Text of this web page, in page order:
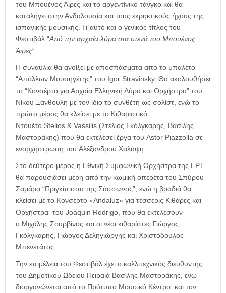
του Μπουένος Άιρες και το αργεντίνικο τάνγκο και θα
καταλήγει στην Ανδαλουσία και τους εκρηκτικούς ήχους της
ισπανικής μουσικής. Γι΄αυτό και ο γενικός τίτλος του
Φεστιβάλ “Από την αρχαία λύρα στα στενά του Μπουένος
Άιρες“.
Η συναυλία θα ανοίξει με αποσπάσματα από το μπαλέτο
“Απόλλων Μουσηγέτης” του Igor Stravinsky. Θα ακολουθήσει
το “Κονσέρτο για Αρχαία Ελληνική Λύρα και Ορχήστρα” του
Νίκου Ξανθούλη με τον ίδιο το συνθέτη ως σολίστ, ενώ το
πρώτο μέρος θα κλείσει με το Κιθαριστικό
Ντουέτο Stelios & Vassilis (Στέλιος Γκόλγκαρης, Βασίλης
Μαστοράκης) που θα εκτελέσει έργα του Astor Piazzolla σε
ενορχήστρωση του Αλέξανδρου Χαλάψη.
Στο δεύτερο μέρος η Εθνική Συμφωνική Ορχήστρα της ΕΡΤ
θα παρουσιάσει μέρη από την κωμική οπερέτα του Σπύρου
Σαμάρα “Πριγκίπισσα της Σάσσωνος”, ενώ η βραδιά θα
κλείσει με το Κονσέρτο «Andaluz» για τέσσερις Κιθάρες και
Ορχήστρα του Joaquin Rodrigo, που θα εκτελέσουν
ο Μιχάλης Σουρβίνος και οι νέοι κιθαρίστες Γιώργος
Γκόλγκαρης, Γιώργος Δεληγιώργης και Χριστόδουλος
Μπενετάτος.
Την επιμέλεια του Φεστιβάλ έχει ο καλλιτεχνικός διευθυντής
του Δημοτικού Ωδείου Πειραιά Βασίλης Μαστοράκης, ενώ
διοργανώνεται από το Πρότυπο Μουσικό Κέντρο και τον